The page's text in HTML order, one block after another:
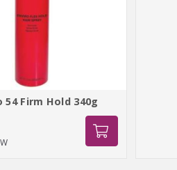
54 Firm Hold 340g